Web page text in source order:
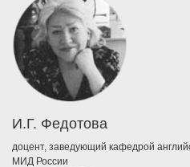
И.Г. Федотова
доцент, заведующий кафедрой
МИД России